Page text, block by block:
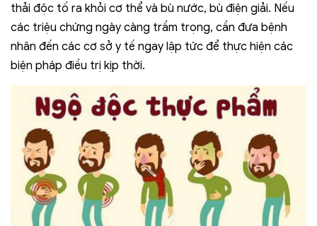
thải độc tố ra khỏi cơ thể và bù nước, bù điện giải. Nếu
các triệu chứng ngày càng trầm trọng, cần đưa bệnh
nhân đến các cơ sở y tế ngay lập tức để thực hiện các
biện pháp điều trị kịp thời.